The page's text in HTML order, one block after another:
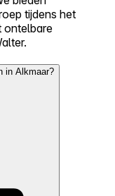
tijdens het
ontelbare
in Alkmaar?